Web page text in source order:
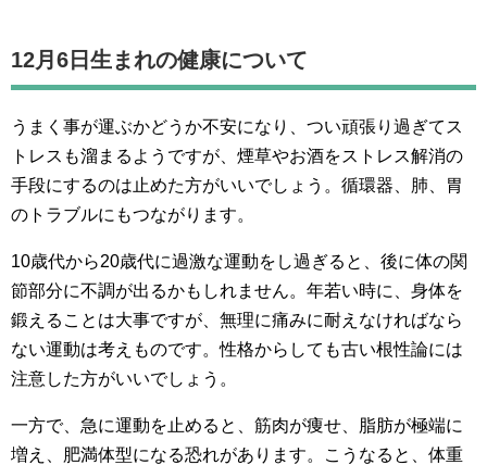
12月6日生まれの健康について
うまく事が運ぶかどうか不安になり、つい頑張り過ぎてス
トレスも溜まるようですが、煙草やお酒をストレス解消の
手段にするのは止めた方がいいでしょう。循環器、肺、胃
のトラブルにもつながります。
10歳代から20歳代に過激な運動をし過ぎると、後に体の関
節部分に不調が出るかもしれません。年若い時に、身体を
鍛えることは大事ですが、無理に痛みに耐えなければなら
ない運動は考えものです。性格からしても古い根性論には
注意した方がいいでしょう。
一方で、急に運動を止めると、筋肉が痩せ、脂肪が極端に
増え、肥満体型になる恐れがあります。こうなると、体重